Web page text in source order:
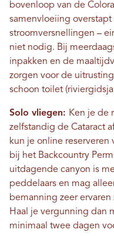
bovenloop van de
samenvloeiing
stroomversnellingen –
niet nodig. Bij
inpakken en de
zorgen voor de
schoon toilet
Solo vliegen: Ken je de
zelfstandig de Cataract
kun je online reserveren
bij het Backcountry
uitdagende canyon is
peddelaars en mag
bemanning zeer
Haal je vergunning dan
minimaal twee dagen